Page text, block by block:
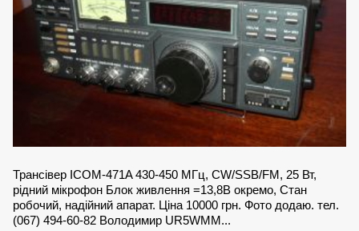
Трансівер ICOM-471A 430-450 МГц, CW/SSB/FM, 25 Вт,
рідний мікрофон Блок живлення =13,8В окремо, Стан
робочий, надійний апарат. Ціна 10000 грн. Фото додаю. тел.
(067) 494-60-82 Володимир UR5WMM...